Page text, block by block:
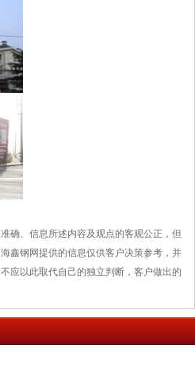
确、信息所述内容及观点的客观公正，但
鑫钢网提供的信息仅供客户决策参考，并
应以此取代自己的独立判断，客户做出的